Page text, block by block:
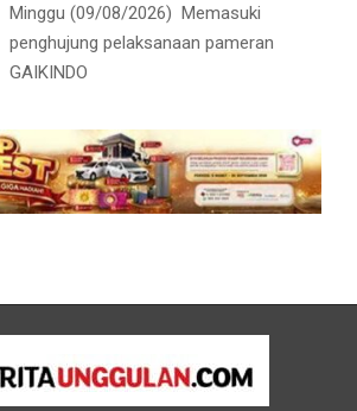
Minggu (09/08/2026) Memasuki
penghujung pelaksanaan pameran
GAIKINDO